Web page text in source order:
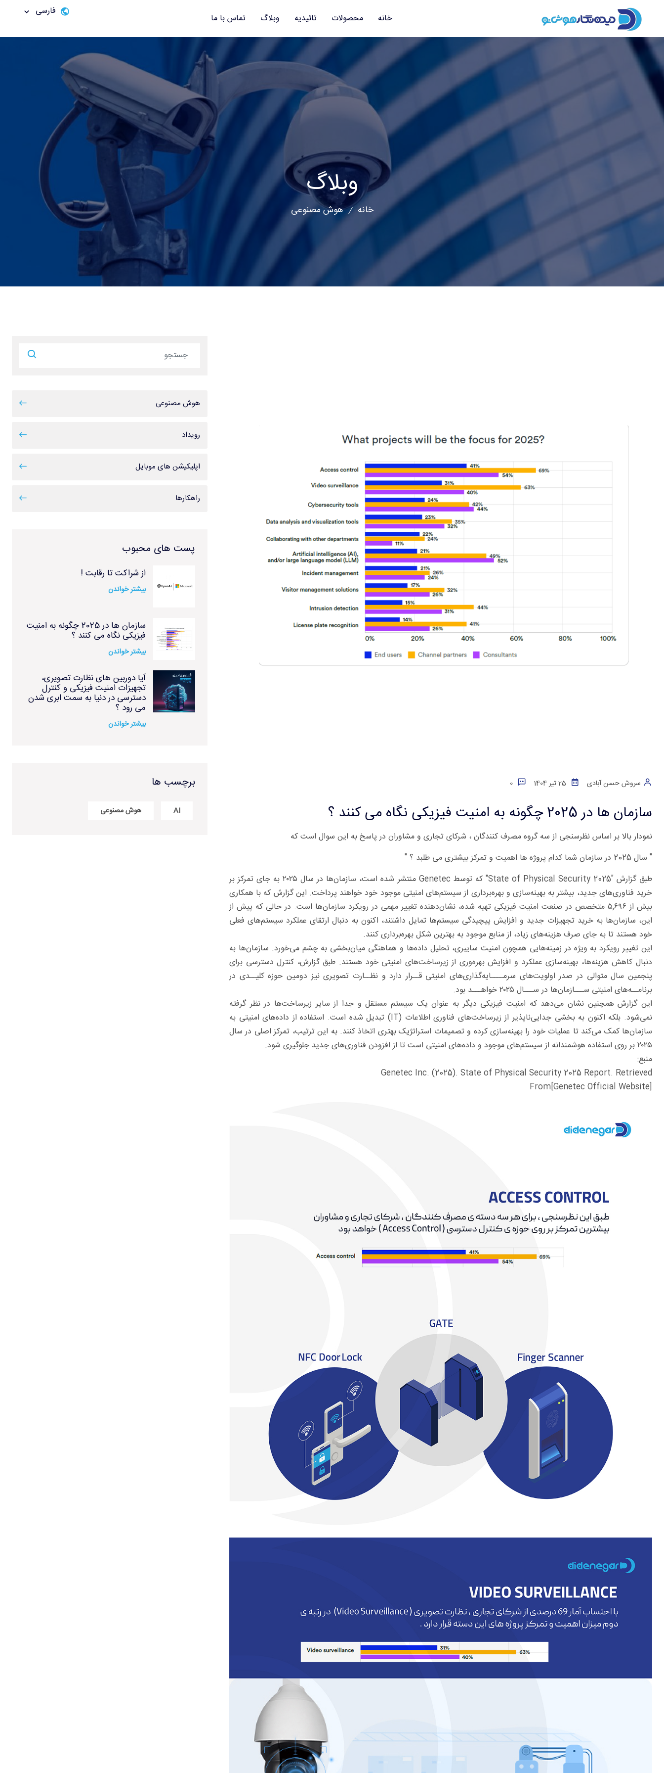
خانه محصولات تائیدیه وبلاگ تماس با ما
فارسی
وبلاگ
خانه هوش مصنوعی
سروش حسن آبادی
سازمان ها در 2025 چگونه به امنیت فیزیکی نگاه می کنند ؟
نمودار بالا بر اساس نظرسنجی از سه گروه مصرف کنندگان ، شرکای تجاری و مشاوران در پاسخ به این سوال است که
" سال 2025 در سازمان شما کدام پروژه ها اهمیت و تمرکز بیشتری می طلبد ؟ "
طبق گزارش "State of Physical Security 2025" که توسط Genetec منتشر شده است، سازمان‌ها در سال ۲۰۲۵ به جای تمرکز بر
خرید فناوری‌های جدید، بیشتر به بهینه‌سازی و بهره‌برداری از سیستم‌های امنیتی موجود خود خواهند پرداخت. این گزارش که با همکاری
بیش از ۵,۶۹۶ متخصص در صنعت امنیت فیزیکی تهیه شده، نشان‌دهنده تغییر مهمی در رویکرد سازمان‌ها است. در حالی که پیش از
این، سازمان‌ها به خرید تجهیزات جدید و افزایش پیچیدگی سیستم‌ها تمایل داشتند، اکنون به دنبال ارتقای عملکرد سیستم‌های فعلی
خود هستند تا به جای صرف هزینه‌های زیاد، از منابع موجود به بهترین شکل بهره‌برداری کنند.
این تغییر رویکرد به ویژه در زمینه‌هایی همچون امنیت سایبری، تحلیل داده‌ها و هماهنگی میان‌بخشی به چشم می‌خورد. سازمان‌ها به
دنبال کاهش هزینه‌ها، بهینه‌سازی عملکرد و افزایش بهره‌وری از زیرساخت‌های امنیتی خود هستند. طبق گزارش، کنترل دسترسی برای
پنجمین سال متوالی در صدر اولویت‌های سرمــــایه‌گذاری‌های امنیتی قــرار دارد و نظــارت تصویری نیز دومین حوزه کلیــدی در
برنامــه‌های امنیتی ســـازمان‌ها در ســـال ۲۰۲۵ خواهـــد بود.
این گزارش همچنین نشان می‌دهد که امنیت فیزیکی دیگر به عنوان یک سیستم مستقل و جدا از سایر زیرساخت‌ها در نظر گرفته
نمی‌شود. بلکه اکنون به بخشی جدایی‌ناپذیر از زیرساخت‌های فناوری اطلاعات (IT) تبدیل شده است. استفاده از داده‌های امنیتی به
سازمان‌ها کمک می‌کند تا عملیات خود را بهینه‌سازی کرده و تصمیمات استراتژیک بهتری اتخاذ کنند. به این ترتیب، تمرکز اصلی در سال
۲۰۲۵ بر روی استفاده هوشمندانه از سیستم‌های موجود و داده‌های امنیتی است تا از افزودن فناوری‌های جدید جلوگیری شود.
منبع:
Genetec Inc. (2025). State of Physical Security 2025 Report. Retrieved
From[Genetec Official Website]
هوش مصنوعی
رویداد
اپلیکیشن های موبایل
راهکارها
پست های محبوب
از شراکت تا رقابت !
بیشتر خواندن
سازمان ها در 2025 چگونه به امنیت
فیزیکی نگاه می کنند ؟
بیشتر خواندن
آیا دوربین های نظارت تصویری،
تجهیزات امنیت فیزیکی و کنترل
دسترسی در دنیا به سمت ابری شدن
می رود ؟
بیشتر خواندن
برچسب ها
AI هوش مصنوعی